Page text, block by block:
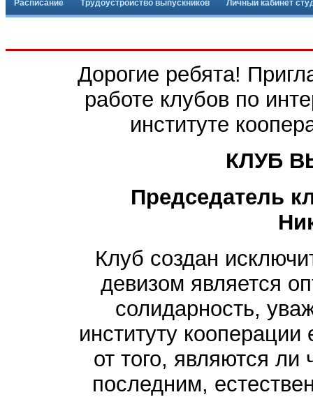
Расписание Трудоустройство выпускников Личный кабинет
Дорогие ребята!
работе клубов по
институте
КЛУБ
Председатель
Клуб создан
девизом является
солидарность,
институту
от того, являются
последним,